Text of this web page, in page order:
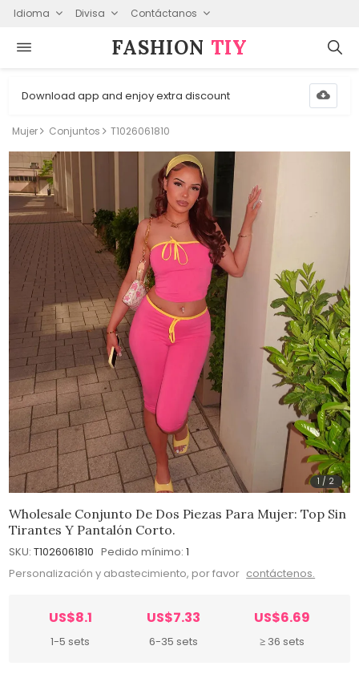
Idioma Divisa Contáctanos
FASHION⁠ TIY
Download app and enjoy extra discount
Mujer Conjuntos T1026061810
1 / 2
Wholesale Conjunto De Dos Piezas Para Mujer: Top Sin
Tirantes Y Pantalón Corto.
SKU: T1026061810 Pedido mínimo: 1
Personalización y abastecimiento, por favor contáctenos.
US$8.1
1-5 sets
US$7.33
6-35 sets
US$6.69
≥ 36 sets